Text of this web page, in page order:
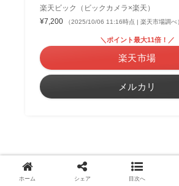
楽天ビック（ビックカメラ×楽天）
¥7,200
（2025/10/06 11:16時点 | 楽天市場調べ
＼ポイント最大11倍！／
楽天市場
メルカリ
ヤマダ電機限定特典：スマホ
ホーム シェア 目次へ